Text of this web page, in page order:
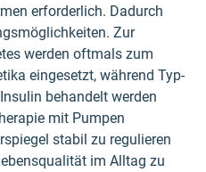
erforderlich. Dadurch
Zur
werden oftmals zum
eingesetzt, während Typ-
behandelt werden
mit Pumpen
stabil zu regulieren
im Alltag zu